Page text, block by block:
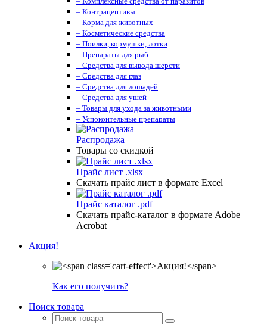
– Контрацептивы
– Корма для животных
– Косметические средства
– Поилки, кормушки, лотки
– Препараты для рыб
– Средства для вывода шерсти
– Средства для глаз
– Средства для лошадей
– Средства для ушей
– Товары для ухода за животными
– Успокоительные препараты
Распродажа
Товары со скидкой
Прайс лист .xlsx
Скачать прайс лист в формате Excel
Прайс каталог .pdf
Скачать прайс-каталог в формате Adobe
Acrobat
Акция!
Как его получить?
Поиск товара